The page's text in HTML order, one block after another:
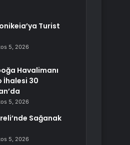
Turist
5, 2026
Havalimanı
İhalesi 30
5, 2026
Sağanak
5, 2026